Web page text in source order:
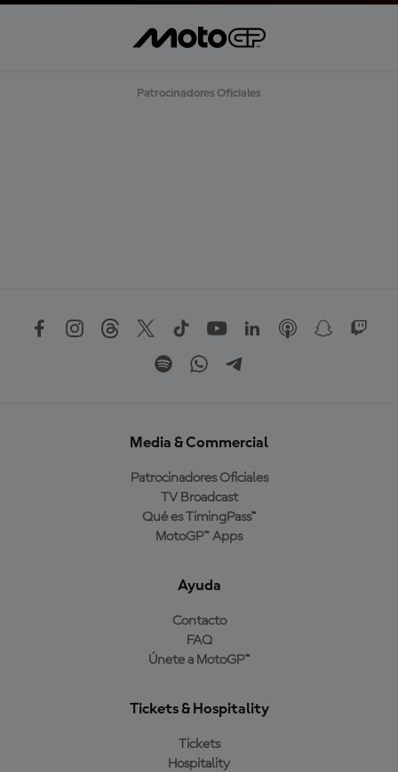
Patrocinadores Oficiales
Media & Commercial
Patrocinadores Oficiales
TV Broadcast
Qué es TimingPass™
MotoGP™ Apps
Ayuda
Contacto
FAQ
Únete a MotoGP™
Tickets & Hospitality
Tickets
Hospitality